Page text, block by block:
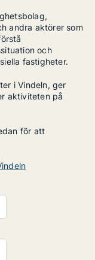
andra aktörer som
och
fastigheter.
i Vindeln, ger
aktiviteten på
för att